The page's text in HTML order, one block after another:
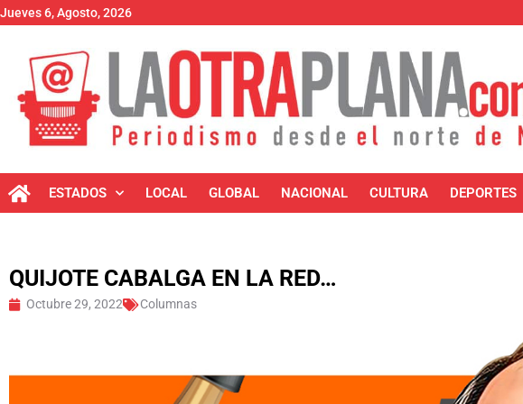
Jueves 6, Agosto, 2026
ESTADOS LOCAL GLOBAL NACIONAL CULTURA DEPORTES
QUIJOTE CABALGA EN LA RED…
Octubre 29, 2022 Columnas